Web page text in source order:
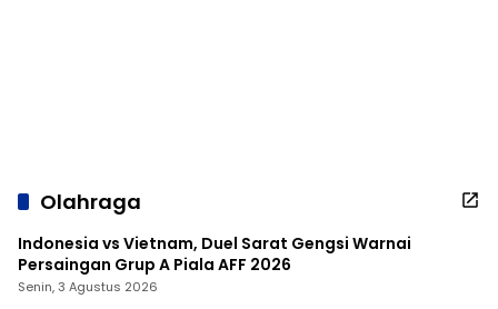
Olahraga
Indonesia vs Vietnam, Duel Sarat Gengsi Warnai
Persaingan Grup A Piala AFF 2026
Senin, 3 Agustus 2026